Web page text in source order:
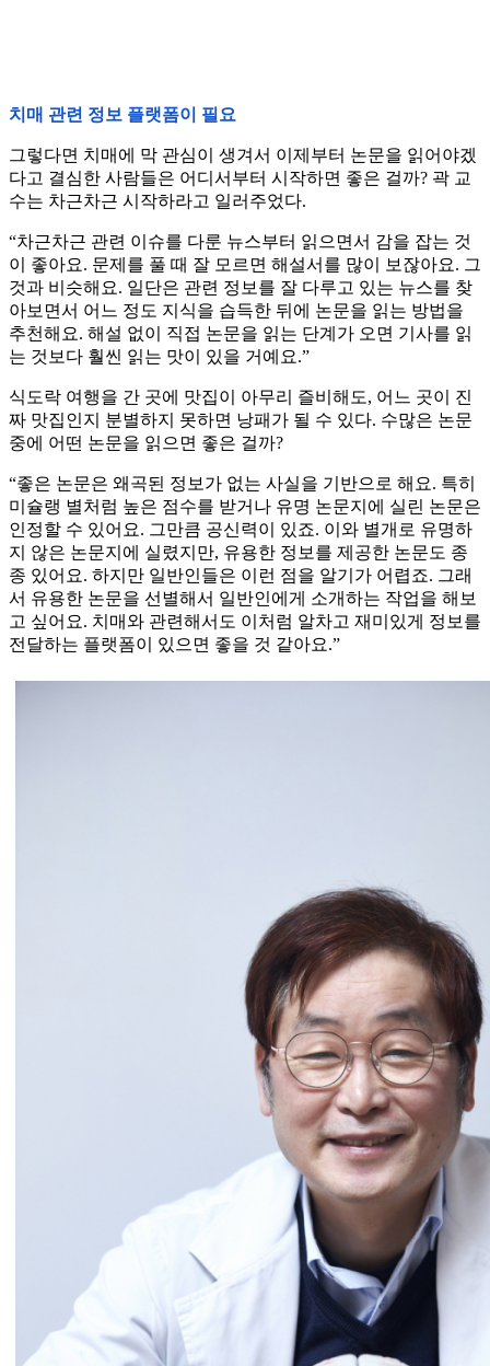
치매 관련 정보 플랫폼이 필요
그렇다면 치매에 막 관심이 생겨서 이제부터 논문을 읽어야겠
다고 결심한 사람들은 어디서부터 시작하면 좋은 걸까? 곽 교
수는 차근차근 시작하라고 일러주었다.
“차근차근 관련 이슈를 다룬 뉴스부터 읽으면서 감을 잡는 것
이 좋아요. 문제를 풀 때 잘 모르면 해설서를 많이 보잖아요. 그
것과 비슷해요. 일단은 관련 정보를 잘 다루고 있는 뉴스를 찾
아보면서 어느 정도 지식을 습득한 뒤에 논문을 읽는 방법을
추천해요. 해설 없이 직접 논문을 읽는 단계가 오면 기사를 읽
는 것보다 훨씬 읽는 맛이 있을 거예요.”
식도락 여행을 간 곳에 맛집이 아무리 즐비해도, 어느 곳이 진
짜 맛집인지 분별하지 못하면 낭패가 될 수 있다. 수많은 논문
중에 어떤 논문을 읽으면 좋은 걸까?
“좋은 논문은 왜곡된 정보가 없는 사실을 기반으로 해요. 특히
미슐랭 별처럼 높은 점수를 받거나 유명 논문지에 실린 논문은
인정할 수 있어요. 그만큼 공신력이 있죠. 이와 별개로 유명하
지 않은 논문지에 실렸지만, 유용한 정보를 제공한 논문도 종
종 있어요. 하지만 일반인들은 이런 점을 알기가 어렵죠. 그래
서 유용한 논문을 선별해서 일반인에게 소개하는 작업을 해보
고 싶어요. 치매와 관련해서도 이처럼 알차고 재미있게 정보를
전달하는 플랫폼이 있으면 좋을 것 같아요.”